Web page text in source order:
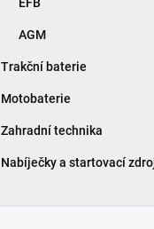
AGM
Trakční baterie
Motobaterie
Zahradní technika
Nabíječky a startovací